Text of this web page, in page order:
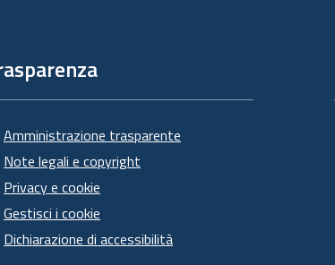
Amministrazione trasparente
Note legali e copyright
Privacy e cookie
Gestisci i cookie
Dichiarazione di accessibilità